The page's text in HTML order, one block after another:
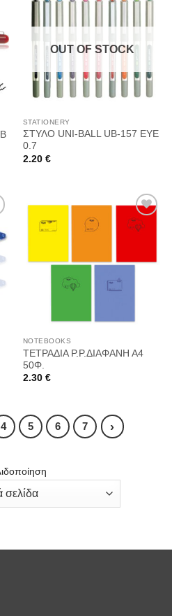
Wishlist
OUT OF STOCK
STATIONERY
ΣΤΥΛΟ UNI-BALL UB-157 EYE
0.7
2.20 €
στη
NOTEBOOKS
ΤΕΤΡΑΔΙΑ P.P.ΔΙΑΦΑΝΗ Α4
50Φ.
2.30 €
4 5 6 7 ›